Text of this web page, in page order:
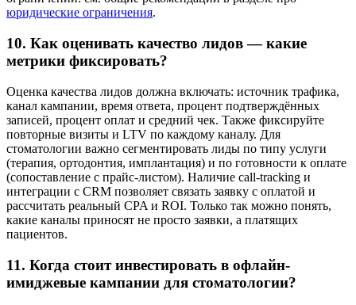
юридические ограничения.
10. Как оценивать качество лидов — какие
метрики фиксировать?
Оценка качества лидов должна включать: источник трафика,
канал кампании, время ответа, процент подтверждённых
записей, процент оплат и средний чек. Также фиксируйте
повторные визиты и LTV по каждому каналу. Для
стоматологии важно сегментировать лиды по типу услуги
(терапия, ортодонтия, имплантация) и по готовности к оплате
(сопоставление с прайс-листом). Наличие call-tracking и
интеграции с CRM позволяет связать заявку с оплатой и
рассчитать реальный CPA и ROI. Только так можно понять,
какие каналы приносят не просто заявки, а платящих
пациентов.
11. Когда стоит инвестировать в офлайн-
имиджевые кампании для стоматологии?